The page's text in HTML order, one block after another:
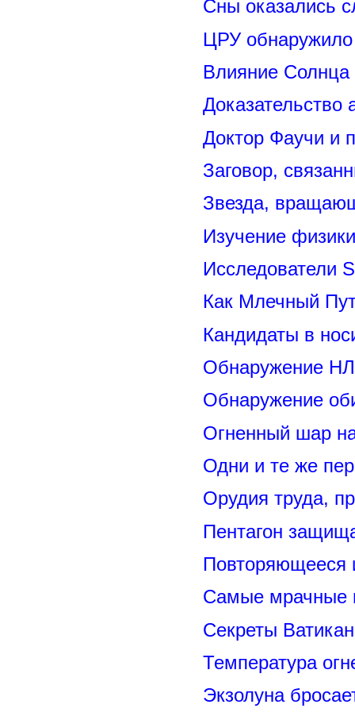
Сны оказались
ЦРУ обнаружило
Влияние
Доказательство
Доктор Фаучи и
Заговор,
Звезда,
Изучение
Исследователи
Как Млечный
Кандидаты в
Обнаружение
Обнаружение
Огненный шар
Одни и те же
Орудия труда,
Пентагон
Повторяющееся
Самые мрачные
Секреты
Температура
Экзолуна